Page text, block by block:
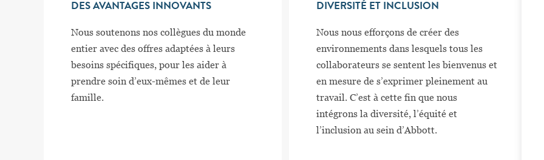
DES AVANTAGES INNOVANTS
Nous soutenons nos collègues du monde
entier avec des offres adaptées à leurs
besoins spécifiques, pour les aider à
prendre soin d’eux-mêmes et de leur
famille.
DIVERSITÉ ET INCLUSION
Nous nous efforçons de créer des
environnements dans lesquels tous les
collaborateurs se sentent les bienvenus et
en mesure de s’exprimer pleinement au
travail. C’est à cette fin que nous
intégrons la diversité, l’équité et
l’inclusion au sein d’Abbott.